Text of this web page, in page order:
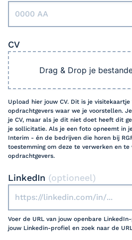
CV
Drag & Drop je
Upload hier jouw CV. Dit is je visitekaartje
opdrachtgevers waar we je voorstellen.
je CV, maar als je dit niet doet heeft dit
je sollicitatie. Als je een foto opneemt in
Interim - én de bedrijven die horen bij
toestemming om deze te verwerken en
opdrachtgevers.
LinkedIn (optioneel)
Voer de URL van jouw openbare
jouw Linkedin-profiel en zoek naar de